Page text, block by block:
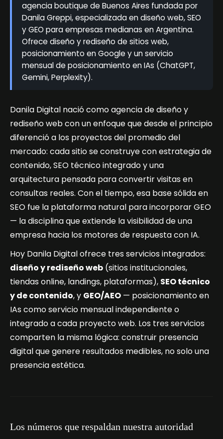
agencia boutique de Buenos Aires fundada por
Danila Greppi, especializada en diseño web, SEO
y GEO para empresas medianas en Argentina.
Ofrece diseño y rediseño de sitios web,
posicionamiento en Google y un servicio
mensual de posicionamiento en IAs (ChatGPT,
Gemini, Perplexity).
Danila Digital nació como agencia de diseño y
rediseño web con un enfoque que desde el principio
diferenció a los proyectos del promedio del
mercado: cada sitio se construye con estrategia de
contenido, SEO técnico integrado y una
arquitectura pensada para convertir visitas en
consultas reales. Con el tiempo, esa base sólida en
SEO fue la plataforma natural para incorporar GEO
— la disciplina que extiende la visibilidad de una
empresa hacia los motores de respuesta con IA.
Hoy Danila Digital ofrece tres servicios integrados:
diseño y rediseño web (sitios institucionales,
tiendas online, landings, plataformas), SEO técnico
y de contenido, y GEO/AEO — posicionamiento en
IAs como servicio mensual independiente o
integrado a cada proyecto web. Los tres servicios
comparten la misma lógica: construir presencia
digital que genere resultados medibles, no solo una
presencia estética.
Los números que respaldan nuestra autoridad